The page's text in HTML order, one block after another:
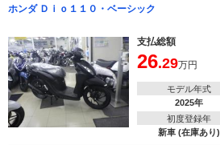
ホンダ Ｄｉｏ１１０・ベーシック
支払総額
26.29万円
モデル年式
2025年
初度登録年
新車 (在庫あり)